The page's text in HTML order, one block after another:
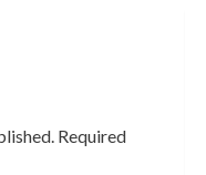
Required